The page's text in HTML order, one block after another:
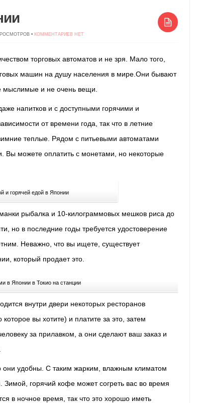
• КОММЕНТАРИЕВ НЕТ
торговых автоматов и не зря. Мало того,
машин на душу населения в мире.Они бывают
мыслимые и не очень вещи.
напитков и с доступными горячими и
от времени года, так что в летние
теплые. Рядом с питьевыми автоматами
Вы можете оплатить с монетами, но некоторые
и горячей едой в Японии
рыбалка и 10-килограммовых мешков риса до
но в последние годы требуется удостоверение
Неважно, что вы ищете, существует
который продает это.
в Японии в Токио на станции
внутри двери некоторых ресторанов
вы хотите) и платите за это, затем
за прилавком, а они сделают ваш заказ и
они удобны. С таким жарким, влажным климатом
Зимой, горячий кофе может согреть вас во время
в ночное время, так что это хорошо иметь